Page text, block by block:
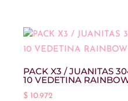
PACK X3 / JUANITAS
10 VEDETINA
$ 10.972